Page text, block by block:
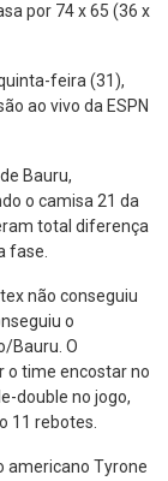
por 74 x 65 (36 x
feira (31),
ao vivo da ESPN
Bauru,
o camisa 21 da
total diferença
fase.
não conseguiu
o
Bauru. O
o time encostar no
double no jogo,
11 rebotes.
americano Tyrone